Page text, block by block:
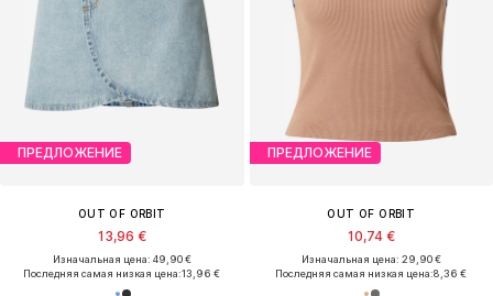
ПРЕДЛОЖЕНИЕ
OUT OF ORBIT
13,96 €
Изначальная цена: 49,90 €
Последняя самая низкая цена:13,96 €
ПРЕДЛОЖЕНИЕ
OUT OF ORBIT
10,74 €
Изначальная цена: 29,90 €
Последняя самая низкая цена:8,36 €